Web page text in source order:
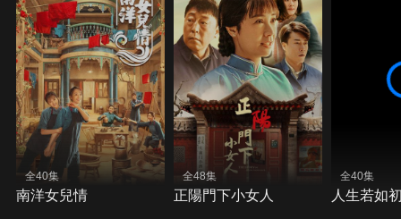
全40集
南洋女兒情
全48集
正陽門下小女人
全40集
人生若如